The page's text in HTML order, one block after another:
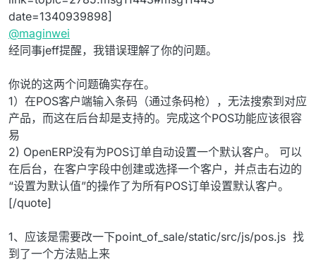
date=1340939898]
@maginwei
经同事jeff提醒，我错误理解了你的问题。
你说的这两个问题确实存在。
1）在POS客户端输入条码（通过条码枪），无法搜索到对应
产品，而这在后台却是支持的。完成这个POS功能应该很容
易
2) OpenERP没有为POS订单自动设置一个默认客户。 可以
在后台，在客户字段中创建或选择一个客户，并点击右边的
“设置为默认值”的操作了为所有POS订单设置默认客户。
[/quote]
1、应该是需要改一下point_of_sale/static/src/js/pos.js 找
到了一个方法贴上来